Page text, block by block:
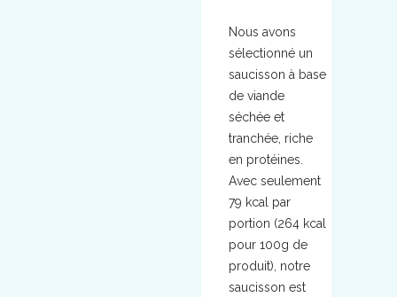
Nous avons
sélectionné un
saucisson à base
de viande
séchée et
tranchée, riche
en protéines.
Avec seulement
79 kcal par
portion (264 kcal
pour 100g de
produit), notre
saucisson est